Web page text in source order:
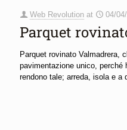
Web Revolution at 04/
Parquet
Parquet rovinato Valmadrera,
pavimentazione unico,
rendono tale; arreda, isola e a